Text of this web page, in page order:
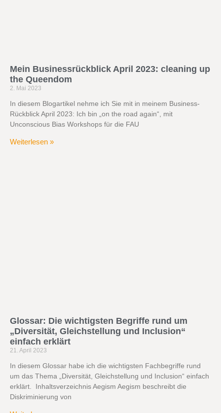
Mein Businessrückblick April 2023: cleaning up
the Queendom
2. Mai 2023
In diesem Blogartikel nehme ich Sie mit in meinem Business-
Rückblick April 2023: Ich bin „on the road again“, mit
Unconscious Bias Workshops für die FAU
Weiterlesen »
Glossar: Die wichtigsten Begriffe rund um
„Diversität, Gleichstellung und Inclusion“
einfach erklärt
21. April 2023
In diesem Glossar habe ich die wichtigsten Fachbegriffe rund
um das Thema „Diversität, Gleichstellung und Inclusion“ einfach
erklärt. Inhaltsverzeichnis Aegism Aegism beschreibt die
Diskriminierung von